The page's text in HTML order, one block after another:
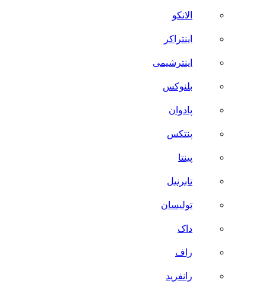
الانکو
اینتراکر
اینترشیمی
بلنوکس
پادوان
پنتکس
پینتا
تابرنیل
تولیسان
داک
راف
رانفرید